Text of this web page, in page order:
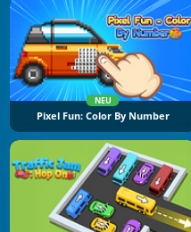
NEU
Pixel Fun: Color By Number